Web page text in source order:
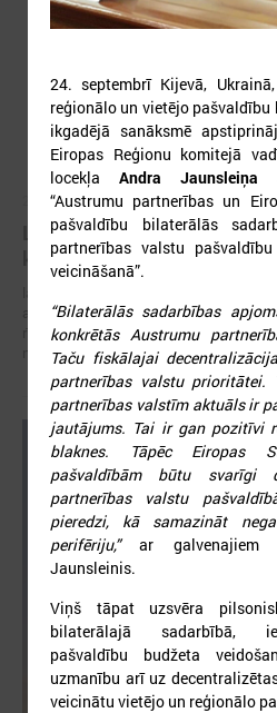
2026. gada 05. augusts
LPS aicina piedalīties
kopienas krīzē" 11.
aicina piedalīties seminārā “Stiprinot
rīcība un pieredzes apmaiņa starp
notiks šī gada 11.augustā no
24. septembrī Kijevā,
reģionālo un vietējo pašvaldību
ikgadējā sanāksmē
Eiropas Reģionu komitejā
locekļa Andra Jaunsleiņa
“Austrumu partnerības un
pašvaldību bilaterālās
partnerības valstu
veicināšanā”.
“Bilaterālās sadarbības
konkrētās Austrumu
Taču fiskālajai
partnerības valstu prioritātei.
partnerības valstīm aktuāls ir
jautājums. Tai ir gan pozitīvi
blaknes. Tāpēc Eiropas
pašvaldībām būtu svarīgi
partnerības valstu
pieredzi, kā samazināt
perifēriju,”ar galvenajiem
Jaunsleinis.
Viņš tāpat uzsvēra
bilaterālajā sadarbībā,
pašvaldību budžeta
uzmanību arī uz
veicinātu vietējo un reģionālo